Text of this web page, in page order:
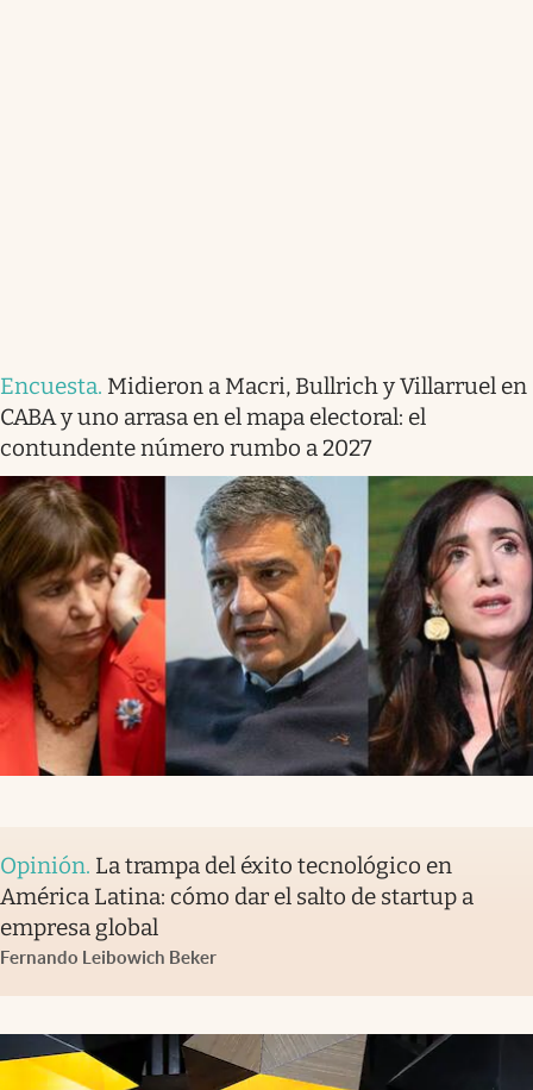
Encuesta. Midieron a Macri, Bullrich y Villarruel en
CABA y uno arrasa en el mapa electoral: el
contundente número rumbo a 2027
Opinión. La trampa del éxito tecnológico en
América Latina: cómo dar el salto de startup a
empresa global
Fernando Leibowich Beker